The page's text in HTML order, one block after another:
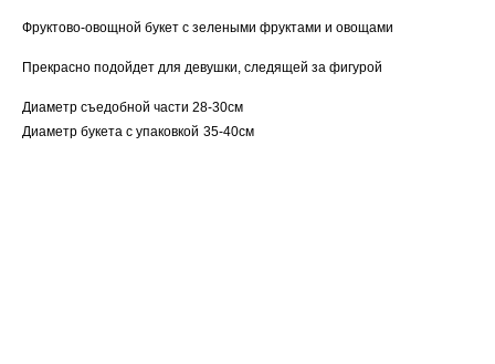
Фруктово-овощной букет с зелеными фруктами и овощами
Прекрасно подойдет для девушки, следящей за фигурой
Диаметр съедобной части 28-30см
Диаметр букета с упаковкой 35-40см